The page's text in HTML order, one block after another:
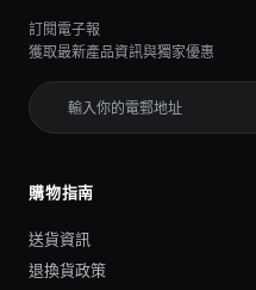
訂閱電子報
獲取最新產品資訊與獨家優惠
購物指南
送貨資訊
退換貨政策